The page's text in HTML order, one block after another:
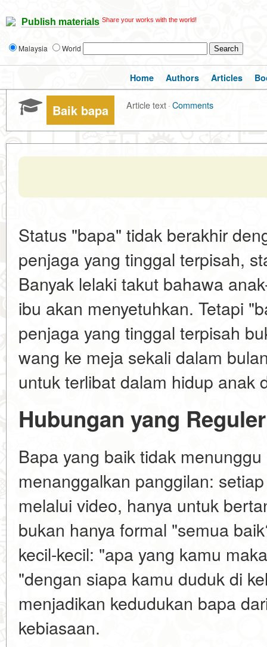
Publish materials Share your works with the world!
Malaysia World
Home Authors Articles
Baik bapa Article text·Comments
Status "bapa" tidak berakhir
penjaga yang tinggal terpisah,
Banyak lelaki takut bahawa
ibu akan menyetuhkan. Tetapi
penjaga yang tinggal terpisah
wang ke meja sekali dalam
untuk terlibat dalam hidup anak
Hubungan yang
Bapa yang baik tidak
menanggalkan panggilan:
melalui video, hanya untuk
bukan hanya formal "semua
kecil-kecil: "apa yang kamu
"dengan siapa kamu duduk di
menjadikan kedudukan bapa
kebiasaan.